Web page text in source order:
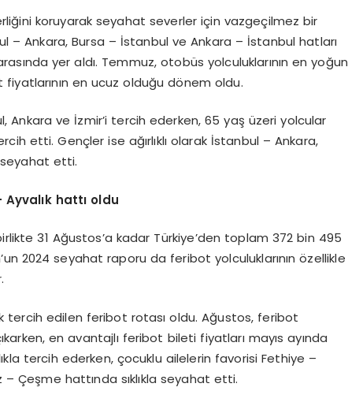
koruyarak seyahat severler için vazgeçilmez bir
– Ankara, Bursa – İstanbul ve Ankara – İstanbul hatları
yer aldı. Temmuz, otobüs yolculuklarının en yoğun
en ucuz olduğu dönem oldu.
ve İzmir’i tercih ederken, 65 yaş üzeri yolcular
etti. Gençler ise ağırlıklı olarak İstanbul – Ankara,
etti.
Ayvalık hattı oldu
31 Ağustos’a kadar Türkiye’den toplam 372 bin 495
2024 seyahat raporu da feribot yolculuklarının özellikle
tercih edilen feribot rotası oldu. Ağustos, feribot
en avantajlı feribot bileti fiyatları mayıs ayında
tercih ederken, çocuklu ailelerin favorisi Fethiye –
Çeşme hattında sıklıkla seyahat etti.